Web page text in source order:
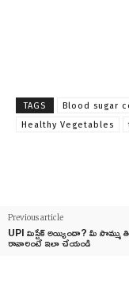
TAGS Blood sugar
Healthy Vegetables
Previous article
UPI మిస్టేక్ అయ్యిందా? మీ సొమ్ము
రావాలంటే ఇలా చేయండి